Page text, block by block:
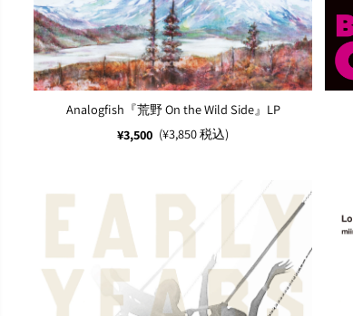
Analogfish『荒野 On the Wild Side』LP
¥3,500 (¥3,850 税込)